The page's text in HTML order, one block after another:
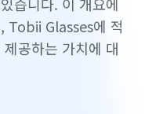
습니다. 이 개요에
Tobii Glasses에 적
공하는 가치에 대